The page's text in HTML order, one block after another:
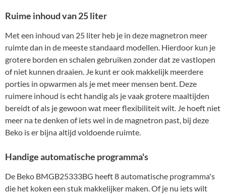
Ruime inhoud van 25 liter
Met een inhoud van 25 liter heb je in deze magnetron meer
ruimte dan in de meeste standaard modellen. Hierdoor kun je
grotere borden en schalen gebruiken zonder dat ze vastlopen
of niet kunnen draaien. Je kunt er ook makkelijk meerdere
porties in opwarmen als je met meer mensen bent. Deze
ruimere inhoud is echt handig als je vaak grotere maaltijden
bereidt of als je gewoon wat meer flexibiliteit wilt. Je hoeft niet
meer na te denken of iets wel in de magnetron past, bij deze
Beko is er bijna altijd voldoende ruimte.
Handige automatische programma's
De Beko BMGB25333BG heeft 8 automatische programma's
die het koken een stuk makkelijker maken. Of je nu iets wilt